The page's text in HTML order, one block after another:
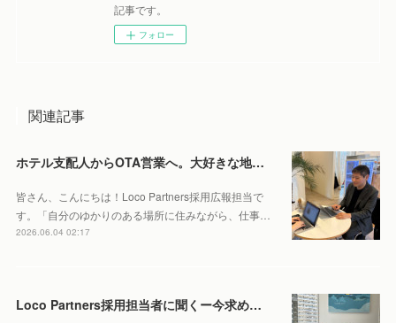
記事です。
フォロー
関連記事
ホテル支配人からOTA営業へ。大好きな地元・北海道で働くやりがいとは。
皆さん、こんにちは！Loco Partners採用広報担当で
す。「自分のゆかりのある場所に住みながら、仕事…
2026.06.04 02:17
Loco Partners採用担当者に聞くー今求める人物像はこれ！